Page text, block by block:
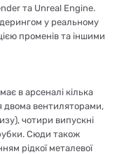
та Unreal Engine.
у реальному
променів та іншими
в арсеналі кілька
двома вентиляторами,
чотири випускні
Сюди також
рідкої металевої